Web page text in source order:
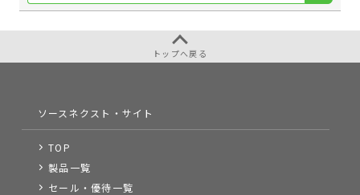
トップへ戻る
ソースネクスト・サイト
TOP
製品一覧
セール・優待一覧